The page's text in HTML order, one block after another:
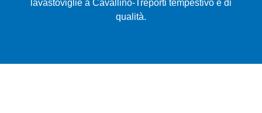
lavastoviglie a Cavallino-Treporti tempestivo e di
qualità.